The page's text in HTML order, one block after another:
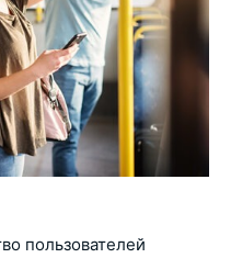
пользователей